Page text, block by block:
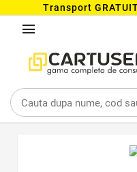
Transport
menu